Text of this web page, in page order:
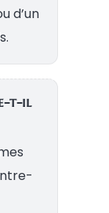
d’un
t-il